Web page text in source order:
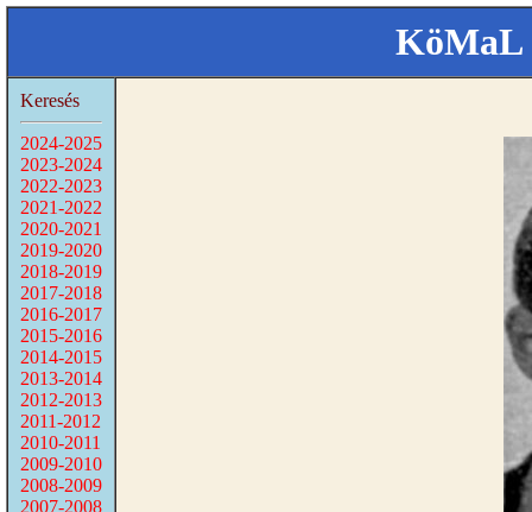
KöMaL
Keresés
2024-2025
2023-2024
2022-2023
2021-2022
2020-2021
2019-2020
2018-2019
2017-2018
2016-2017
2015-2016
2014-2015
2013-2014
2012-2013
2011-2012
2010-2011
2009-2010
2008-2009
2007-2008